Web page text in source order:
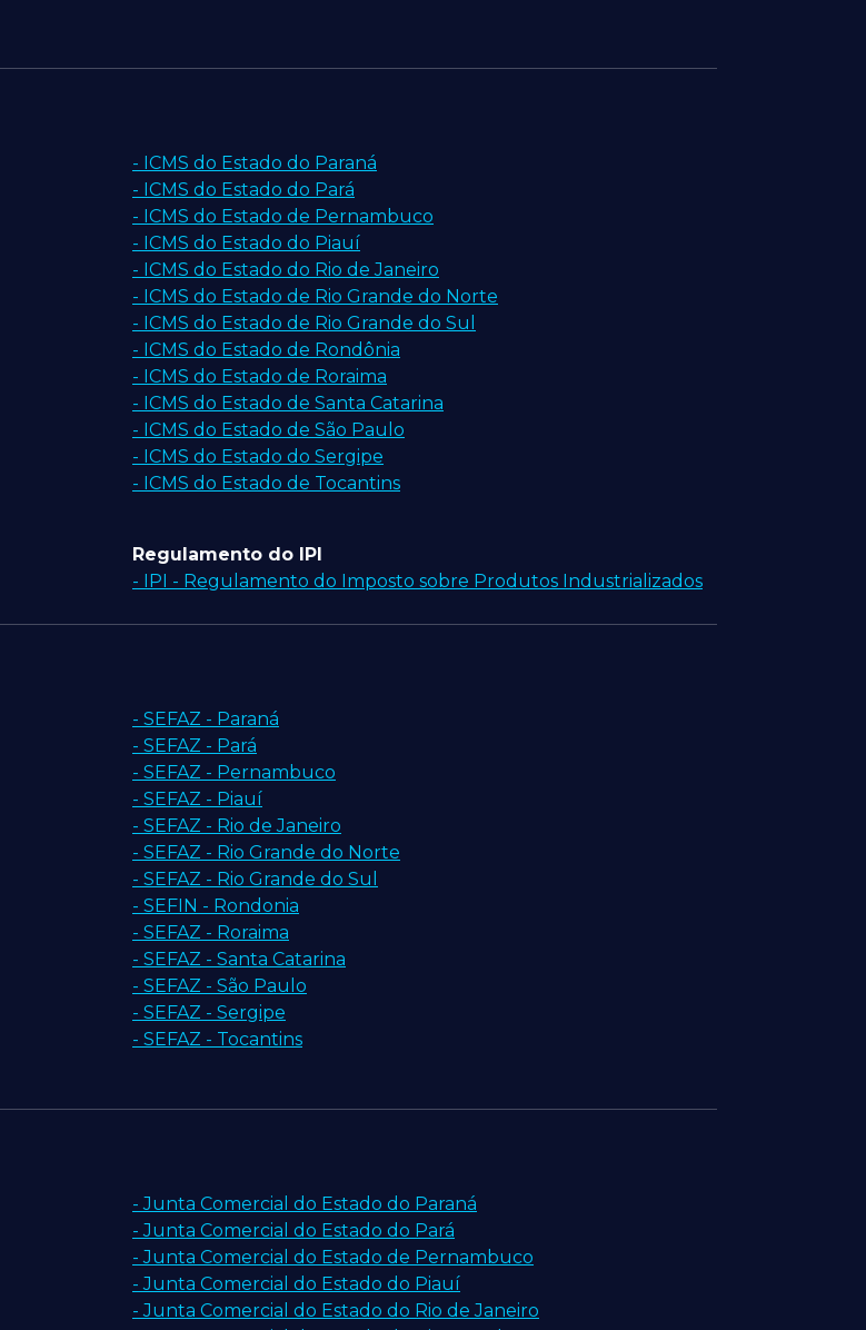
- ICMS do Estado do Paraná
- ICMS do Estado do Pará
- ICMS do Estado de Pernambuco
- ICMS do Estado do Piauí
- ICMS do Estado do Rio de Janeiro
- ICMS do Estado de Rio Grande do Norte
- ICMS do Estado de Rio Grande do Sul
- ICMS do Estado de Rondônia
- ICMS do Estado de Roraima
- ICMS do Estado de Santa Catarina
- ICMS do Estado de São Paulo
- ICMS do Estado do Sergipe
- ICMS do Estado de Tocantins
Regulamento do IPI
- IPI - Regulamento do Imposto sobre Produtos Industrializados
- SEFAZ - Paraná
- SEFAZ - Pará
- SEFAZ - Pernambuco
- SEFAZ - Piauí
- SEFAZ - Rio de Janeiro
- SEFAZ - Rio Grande do Norte
- SEFAZ - Rio Grande do Sul
- SEFIN - Rondonia
- SEFAZ - Roraima
- SEFAZ - Santa Catarina
- SEFAZ - São Paulo
- SEFAZ - Sergipe
- SEFAZ - Tocantins
- Junta Comercial do Estado do Paraná
- Junta Comercial do Estado do Pará
- Junta Comercial do Estado de Pernambuco
- Junta Comercial do Estado do Piauí
- Junta Comercial do Estado do Rio de Janeiro